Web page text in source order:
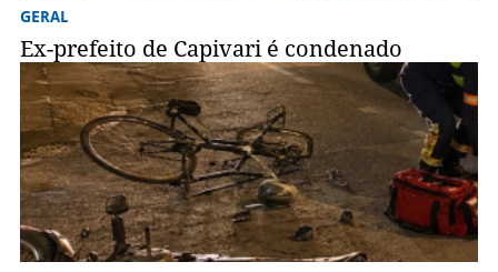
GERAL
Ex-prefeito de Capivari é condenado